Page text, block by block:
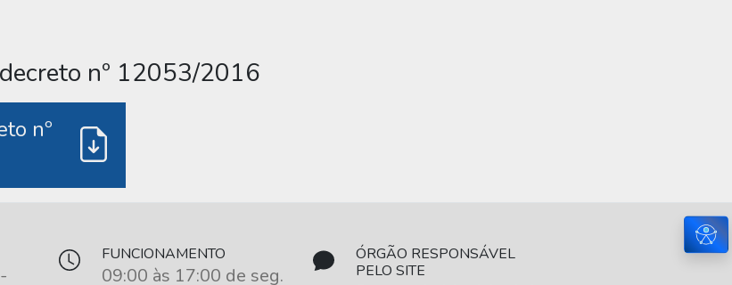
nº 12053/2016
nº
FUNCIONAMENTO
09:00 às 17:00 de seg.
ÓRGÃO RESPONSÁVEL
PELO SITE